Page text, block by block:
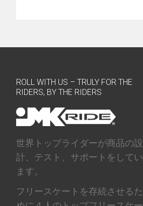
ROLL WITH US – TRULY FOR THE
RIDERS, BY THE RIDERS
世界トップライダーが商品の設
計、テスト、サポートをしてい
ます。
フリースケートを存続させるた